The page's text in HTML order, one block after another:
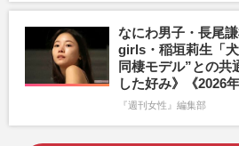
なにわ男子・長尾
girls・稲垣莉生「
同棲モデル”との共
した好み》《2026
『週刊女性』編集部